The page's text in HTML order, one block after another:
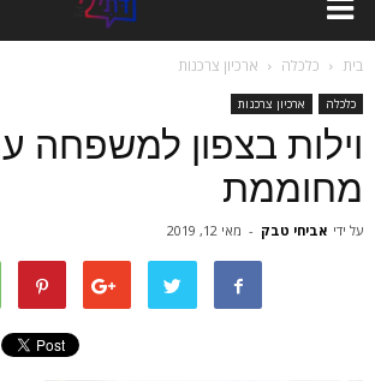
בית כלכלה ארכיון צרכנות
כלכלה ארכיון צרכנות
וילות בצפון למשפחה
מחוממת
על ידי אביחי טבק - מאי 12, 2019